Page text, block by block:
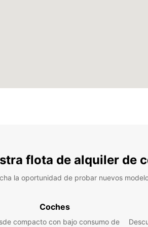
flota de alquiler de
la oportunidad de probar nuevos
Coches
compacto con bajo consumo de